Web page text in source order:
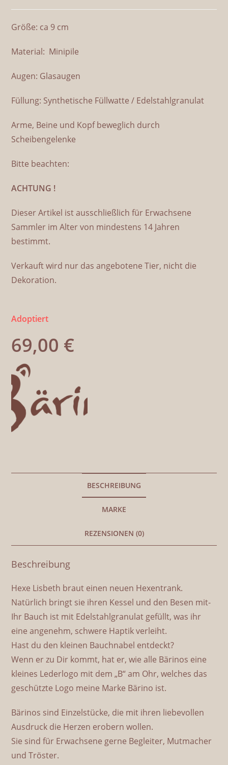
Größe: ca 9 cm
Material: Minipile
Augen: Glasaugen
Füllung: Synthetische Füllwatte / Edelstahlgranulat
Arme, Beine und Kopf beweglich durch
Scheibengelenke
Bitte beachten:
ACHTUNG !
Dieser Artikel ist ausschließlich für Erwachsene
Sammler im Alter von mindestens 14 Jahren
bestimmt.
Verkauft wird nur das angebotene Tier, nicht die
Dekoration.
Adoptiert
69,00 €
BESCHREIBUNG
MARKE
REZENSIONEN (0)
Beschreibung
Hexe Lisbeth braut einen neuen Hexentrank.
Natürlich bringt sie ihren Kessel und den Besen mit-
Ihr Bauch ist mit Edelstahlgranulat gefüllt, was ihr
eine angenehm, schwere Haptik verleiht.
Hast du den kleinen Bauchnabel entdeckt?
Wenn er zu Dir kommt, hat er, wie alle Bärinos eine
kleines Lederlogo mit dem „B“ am Ohr, welches das
geschützte Logo meine Marke Bärino ist.
Bärinos sind Einzelstücke, die mit ihren liebevollen
Ausdruck die Herzen erobern wollen.
Sie sind für Erwachsene gerne Begleiter, Mutmacher
und Tröster.